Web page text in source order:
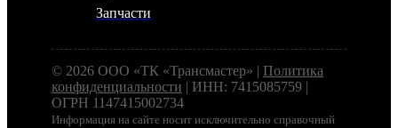
Запчасти
© 2026 ООО «ТК «Трансмастер» | Политика
конфиденциальности | ИНН: 7415085759 |
ОГРН 1147415002734
Информация на сайте носит исключительно справочный